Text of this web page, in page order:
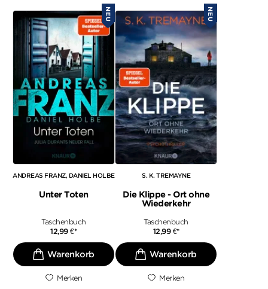
NEU
ANDREAS FRANZ DANIEL HOLBE
Unter Toten
Taschenbuch
12,99€*
Merken
NEU
S. K. TREMAYNE
Die Klippe - Ort ohne
Wiederkehr
Taschenbuch
12,99 €*
Merken